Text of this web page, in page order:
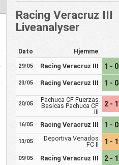
Racing Veracruz III
Liveanalyser
Dato Hjemme
29/05 Racing Veracruz III 1 - 0
23/05 Racing Veracruz III 1 - 0
20/05
Pachuca CF Fuerzas
Basicas Pachuca CF
III
2 - 1
16/05 Racing Veracruz III 1 - 0
13/05
Deportiva Venados
FC II
1 - 1
09/05 Racing Veracruz III 2 - 1